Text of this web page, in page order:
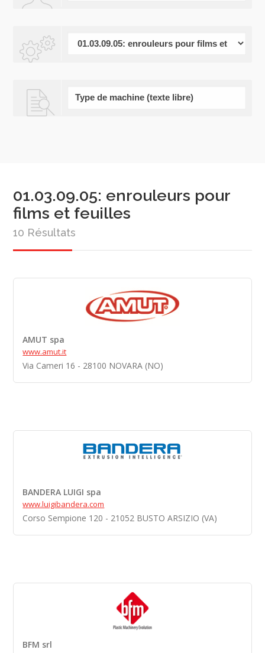
01.03.09.05: enrouleurs pour
films et feuilles
10 Résultats
AMUT spa
www.amut.it
Via Cameri 16 - 28100 NOVARA (NO)
BANDERA LUIGI spa
www.luigibandera.com
Corso Sempione 120 - 21052 BUSTO ARSIZIO (VA)
BFM srl